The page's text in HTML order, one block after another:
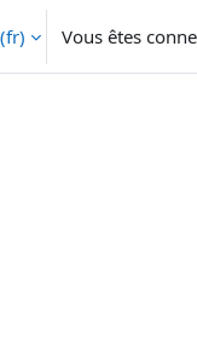
Vous êtes